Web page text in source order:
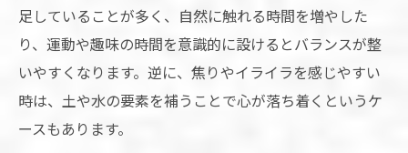
足していることが多く、自然に触れる時間を増やした
り、運動や趣味の時間を意識的に設けるとバランスが整
いやすくなります。逆に、焦りやイライラを感じやすい
時は、土や水の要素を補うことで心が落ち着くというケ
ースもあります。